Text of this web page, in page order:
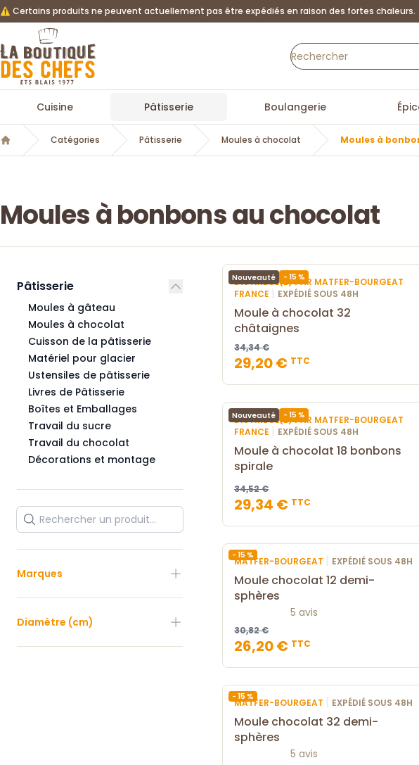
⚠️ Certains produits ne peuvent actuellement pas être expédiés en raison des fortes chaleurs.
La Boutique des chefs
Cuisine Pâtisserie Boulangerie
Accueil
Catégories Pâtisserie Moules à chocolat Moules à
Moules à bonbons au chocolat
Pâtisserie
Moules à gâteau
Moules à chocolat
Cuisson de la pâtisserie
Matériel pour glacier
Ustensiles de pâtisserie
Livres de Pâtisserie
Boîtes et Emballages
Travail du sucre
Travail du chocolat
Décorations et montage
Marques
Diamètre (cm)
Nouveauté - 15 %
DISTRIBUÉ(E) PAR MATFER-BOURGEAT
FRANCE | EXPÉDIÉ SOUS 48H
Moule à chocolat 32
châtaignes
34,34 €
29,20 € TTC
Nouveauté - 15 %
DISTRIBUÉ(E) PAR MATFER-BOURGEAT
FRANCE | EXPÉDIÉ SOUS 48H
Moule à chocolat 18 bonbons
spirale
34,52 €
29,34 € TTC
- 15 %
MATFER-BOURGEAT | EXPÉDIÉ SOUS 48H
Moule chocolat 12 demi-
sphères
5 avis
30,82 €
26,20 € TTC
- 15 %
MATFER-BOURGEAT | EXPÉDIÉ SOUS 48H
Moule chocolat 32 demi-
sphères
5 avis